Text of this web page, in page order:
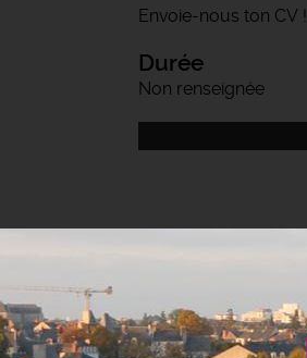
Envoie-nous ton CV !
Durée
Non renseignée